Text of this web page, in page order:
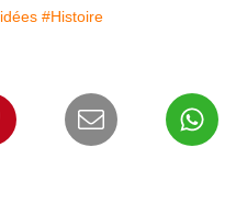
#Histoire